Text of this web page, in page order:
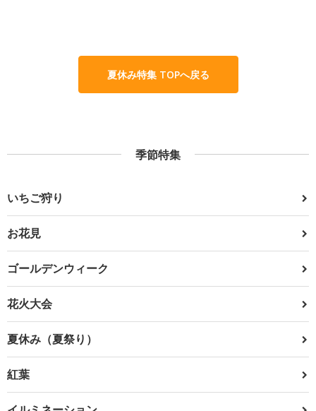
夏休み特集 TOPへ戻る
季節特集
いちご狩り
お花見
ゴールデンウィーク
花火大会
夏休み（夏祭り）
紅葉